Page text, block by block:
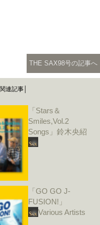
THE SAX98号の記事へ
連記事│
「Stars＆
Smiles,Vol.2
Songs」鈴木央紹
「GO GO J-
FUSION!」
Various Artists